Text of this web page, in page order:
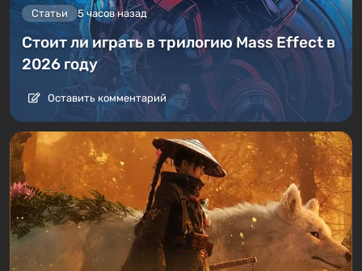
Статьи 5 часов назад
Стоит ли играть в трилогию Mass Effect в
2026 году
Оставить комментарий